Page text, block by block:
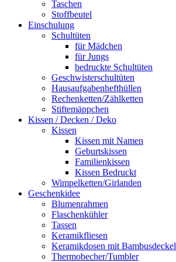
Taschen
Stoffbeutel
Einschulung
Schultüten
für Mädchen
für Jungs
bedruckte Schultüten
Geschwisterschultüten
Hausaufgabenhefthüllen
Rechenketten/Zählketten
Stiftemäppchen
Kissen / Decken / Deko
Kissen
Kissen mit Namen
Geburtskissen
Familienkissen
Kissen Bedruckt
Wimpelketten/Girlanden
Geschenkidee
Blumenrahmen
Flaschenkühler
Tassen
Keramikfliesen
Keramikdosen mit Bambusdeckel
Thermobecher/Tumbler